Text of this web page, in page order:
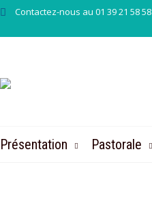
Contactez-nous au 01 39 21 58 58
Présentation Pastorale